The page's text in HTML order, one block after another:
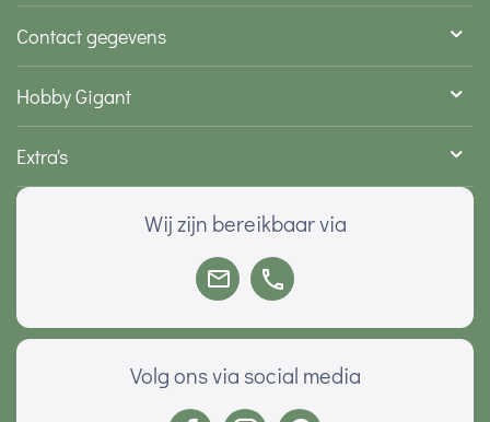
Contact gegevens
Hobby Gigant
Extra's
Wij zijn bereikbaar via
Volg ons via social media